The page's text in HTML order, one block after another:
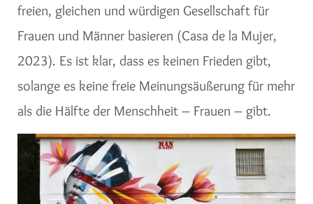
freien, gleichen und würdigen Gesellschaft für
Frauen und Männer basieren (Casa de la Mujer,
2023). Es ist klar, dass es keinen Frieden gibt,
solange es keine freie Meinungsäußerung für mehr
als die Hälfte der Menschheit – Frauen – gibt.